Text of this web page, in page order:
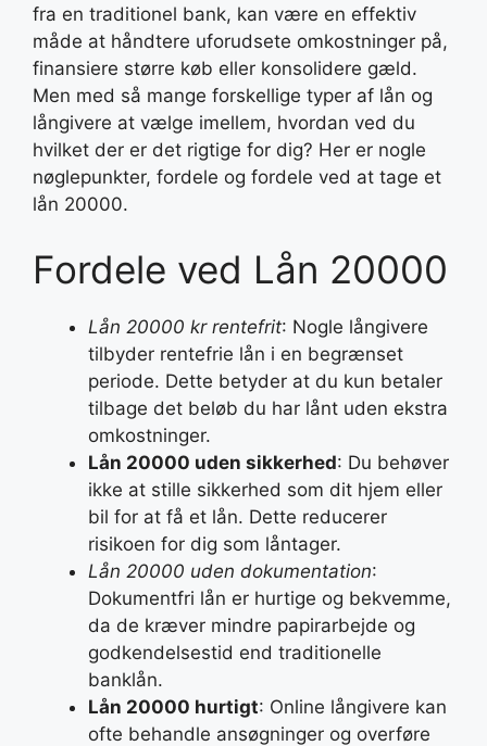
fra en traditionel bank, kan være en effektiv
måde at håndtere uforudsete omkostninger på,
finansiere større køb eller konsolidere gæld.
Men med så mange forskellige typer af lån og
långivere at vælge imellem, hvordan ved du
hvilket der er det rigtige for dig? Her er nogle
nøglepunkter, fordele og fordele ved at tage et
lån 20000.
Fordele ved Lån 20000
Lån 20000 kr rentefrit: Nogle långivere
tilbyder rentefrie lån i en begrænset
periode. Dette betyder at du kun betaler
tilbage det beløb du har lånt uden ekstra
omkostninger.
Lån 20000 uden sikkerhed: Du behøver
ikke at stille sikkerhed som dit hjem eller
bil for at få et lån. Dette reducerer
risikoen for dig som låntager.
Lån 20000 uden dokumentation:
Dokumentfri lån er hurtige og bekvemme,
da de kræver mindre papirarbejde og
godkendelsestid end traditionelle
banklån.
Lån 20000 hurtigt: Online långivere kan
ofte behandle ansøgninger og overføre